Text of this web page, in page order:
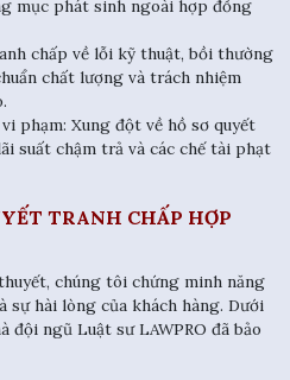
mục phát sinh ngoài hợp đồng
chấp về lỗi kỹ thuật, bồi thường
chất lượng và trách nhiệm
phạm: Xung đột về hồ sơ quyết
suất chậm trả và các chế tài phạt
TRANH CHẤP HỢP
chúng tôi chứng minh năng
sự hài lòng của khách hàng. Dưới
đội ngũ Luật sư LAWPRO đã bảo